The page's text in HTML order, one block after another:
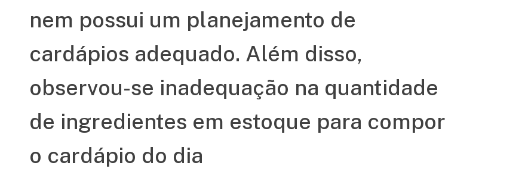
nem possui um planejamento de
cardápios adequado. Além disso,
observou-se inadequação na quantidade
de ingredientes em estoque para compor
o cardápio do dia